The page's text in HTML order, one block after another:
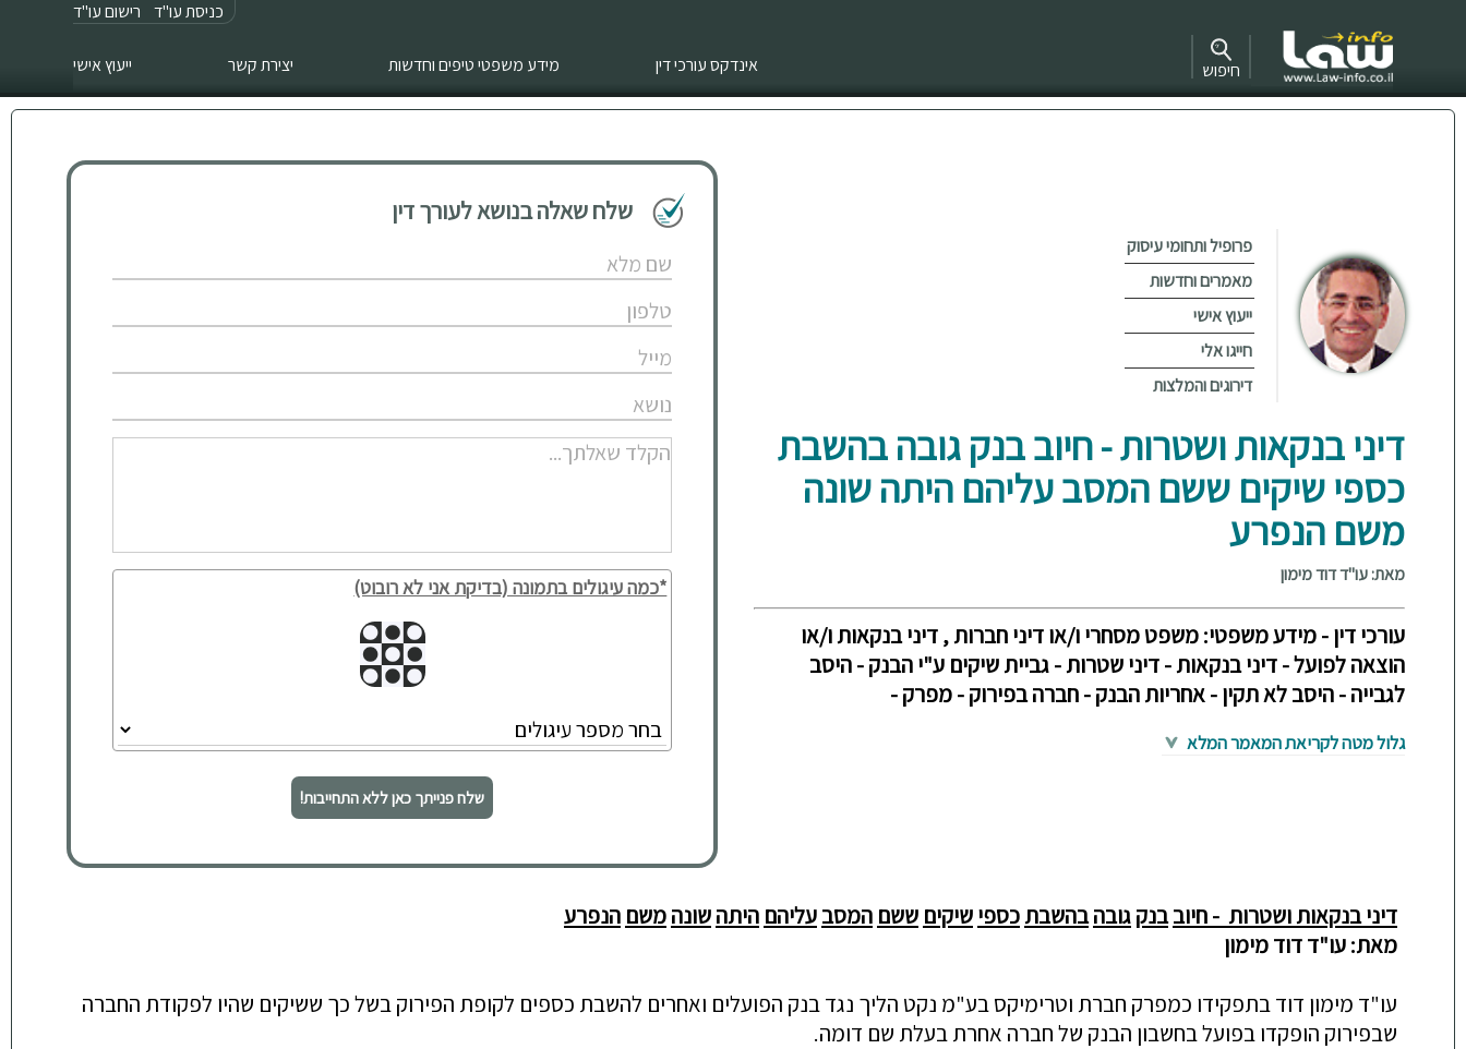
כניסת עו"ד רישום עו"ד
אינדקס עורכי דין מידע משפטי טיפים וחדשות יצירת קשר ייעוץ אישי חיפוש
פרופיל ותחומי עיסוק
מאמרים וחדשות
ייעוץ אישי
חייגו אלי
דירוגים והמלצות
דיני בנקאות ושטרות - חיוב בנק גובה בהשבת
כספי שיקים ששם המסב עליהם היתה שונה
משם הנפרע
מאת: עו"ד דוד מימון
עורכי דין - מידע משפטי: משפט מסחרי ו/או דיני חברות , דיני בנקאות ו/או
הוצאה לפועל - דיני בנקאות - דיני שטרות - גביית שיקים ע"י הבנק - היסב
לגבייה - היסב לא תקין - אחריות הבנק - חברה בפירוק - מפרק -
גלול מטה לקריאת המאמר המלא
שלח שאלה בנושא לעורך דין
*כמה עיגולים בתמונה (בדיקת אני לא רובוט)
שלח פנייתך כאן ללא התחייבות!
דיני בנקאות ושטרות -חיובבנקגובהבהשבתכספישיקים ששם המסבעליהם היתהשונהמשם הנפרע
מאת: עו"ד דוד מימון
עו"ד מימון דודבתפקידו כמפרק חברת וטרימיקסבע"מ נקט הליך נגדבנק הפועלים ואחרים להשבת כספים לקופת הפירוקבשלכך ששיקים שהיו לפקודת החברה
שבפירוק הופקדובפועלבחשבון הבנק שלחברה אחרתבעלת שם דומה.